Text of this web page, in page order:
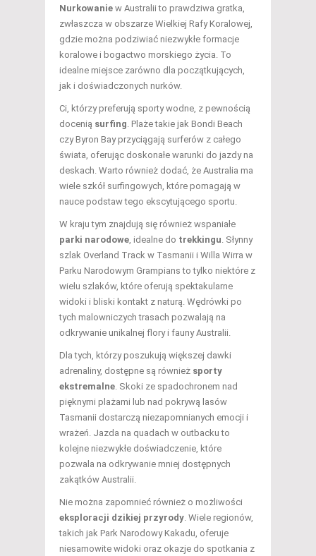
Nurkowanie w Australii to prawdziwa gratka,
zwłaszcza w obszarze Wielkiej Rafy Koralowej,
gdzie można podziwiać niezwykłe formacje
koralowe i bogactwo morskiego życia. To
idealne miejsce zarówno dla początkujących,
jak i doświadczonych nurków.
Ci, którzy preferują sporty wodne, z pewnością
docenią surfing . Plaże takie jak Bondi Beach
czy Byron Bay przyciągają surferów z całego
świata, oferując doskonałe warunki do jazdy na
deskach. Warto również dodać, że Australia ma
wiele szkół surfingowych, które pomagają w
nauce podstaw tego ekscytującego sportu.
W kraju tym znajdują się również wspaniałe
parki narodowe , idealne do trekkingu . Słynny
szlak Overland Track w Tasmanii i Willa Wirra w
Parku Narodowym Grampians to tylko niektóre z
wielu szlaków, które oferują spektakularne
widoki i bliski kontakt z naturą. Wędrówki po
tych malowniczych trasach pozwalają na
odkrywanie unikalnej flory i fauny Australii.
Dla tych, którzy poszukują większej dawki
adrenaliny, dostępne są również sporty
ekstremalne . Skoki ze spadochronem nad
pięknymi plażami lub nad pokrywą lasów
Tasmanii dostarczą niezapomnianych emocji i
wrażeń. Jazda na quadach w outbacku to
kolejne niezwykłe doświadczenie, które
pozwala na odkrywanie mniej dostępnych
zakątków Australii.
Nie można zapomnieć również o możliwości
eksploracji dzikiej przyrody . Wiele regionów,
takich jak Park Narodowy Kakadu, oferuje
niesamowite widoki oraz okazje do spotkania z